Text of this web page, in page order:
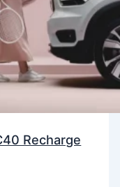
Recharge